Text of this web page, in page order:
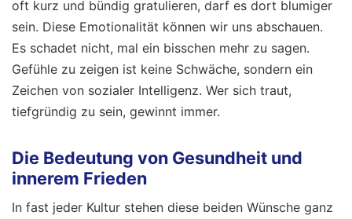
oft kurz und bündig gratulieren, darf es dort blumiger
sein. Diese Emotionalität können wir uns abschauen.
Es schadet nicht, mal ein bisschen mehr zu sagen.
Gefühle zu zeigen ist keine Schwäche, sondern ein
Zeichen von sozialer Intelligenz. Wer sich traut,
tiefgründig zu sein, gewinnt immer.
Die Bedeutung von Gesundheit und
innerem Frieden
In fast jeder Kultur stehen diese beiden Wünsche ganz